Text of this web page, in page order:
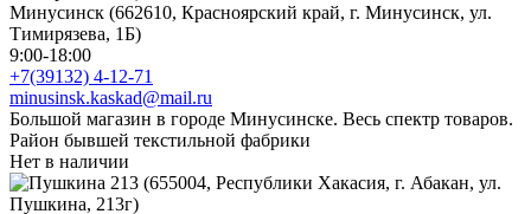
Минусинск (662610, Красноярский край, г. Минусинск, ул.
Тимирязева, 1Б)
9:00-18:00
+7(39132) 4-12-71
minusinsk.kaskad@mail.ru
Большой магазин в городе Минусинске. Весь спектр товаров.
Район бывшей текстильной фабрики
Нет в наличии